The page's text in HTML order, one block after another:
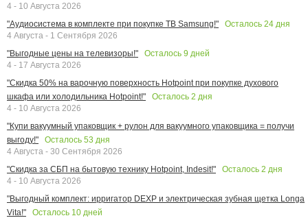
4 - 10 Августа 2026
"Аудиосистема в комплекте при покупке ТВ Samsung!"
Осталось 24 дня
4 Августа - 1 Сентября 2026
"Выгодные цены на телевизоры!"
Осталось 9 дней
4 - 17 Августа 2026
"Скидка 50% на варочную поверхность Hotpoint при покупке духового
шкафа или холодильника Hotpoint!"
Осталось 2 дня
4 - 10 Августа 2026
"Купи вакуумный упаковщик + рулон для вакуумного упаковщика = получи
выгоду!"
Осталось 53 дня
4 Августа - 30 Сентября 2026
"Скидка за СБП на бытовую технику Hotpoint, Indesit!"
Осталось 2 дня
4 - 10 Августа 2026
"Выгодный комплект: ирригатор DEXP и электрическая зубная щетка Longa
Vita!"
Осталось 10 дней